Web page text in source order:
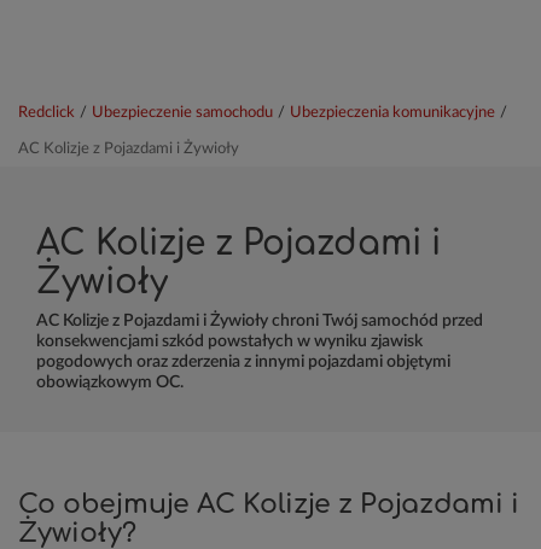
Redclick / Ubezpieczenie samochodu / Ubezpieczenia komunikacyjne /
AC Kolizje z Pojazdami i Żywioły
AC Kolizje z Pojazdami i
Żywioły
AC Kolizje z Pojazdami i Żywioły chroni Twój samochód przed
konsekwencjami szkód powstałych w wyniku zjawisk
pogodowych oraz zderzenia z innymi pojazdami objętymi
obowiązkowym OC.
Co obejmuje AC Kolizje z Pojazdami i
Żywioły?